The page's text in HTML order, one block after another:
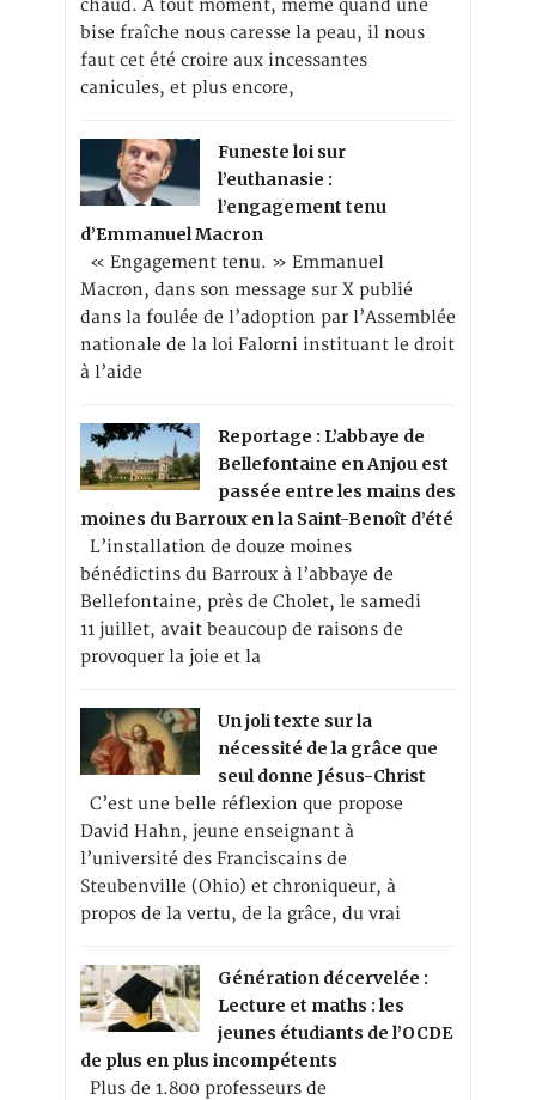
chaud. A tout moment, même quand une
bise fraîche nous caresse la peau, il nous
faut cet été croire aux incessantes
canicules, et plus encore,
Funeste loi sur
l’euthanasie :
l’engagement tenu
d’Emmanuel Macron
« Engagement tenu. » Emmanuel
Macron, dans son message sur X publié
dans la foulée de l’adoption par l’Assemblée
nationale de la loi Falorni instituant le droit
à l’aide
Reportage : L’abbaye de
Bellefontaine en Anjou est
passée entre les mains des
moines du Barroux en la Saint-Benoît d’été
L’installation de douze moines
bénédictins du Barroux à l’abbaye de
Bellefontaine, près de Cholet, le samedi
11 juillet, avait beaucoup de raisons de
provoquer la joie et la
Un joli texte sur la
nécessité de la grâce que
seul donne Jésus-Christ
C’est une belle réflexion que propose
David Hahn, jeune enseignant à
l’université des Franciscains de
Steubenville (Ohio) et chroniqueur, à
propos de la vertu, de la grâce, du vrai
Génération décervelée :
Lecture et maths : les
jeunes étudiants de l’OCDE
de plus en plus incompétents
Plus de 1.800 professeurs de